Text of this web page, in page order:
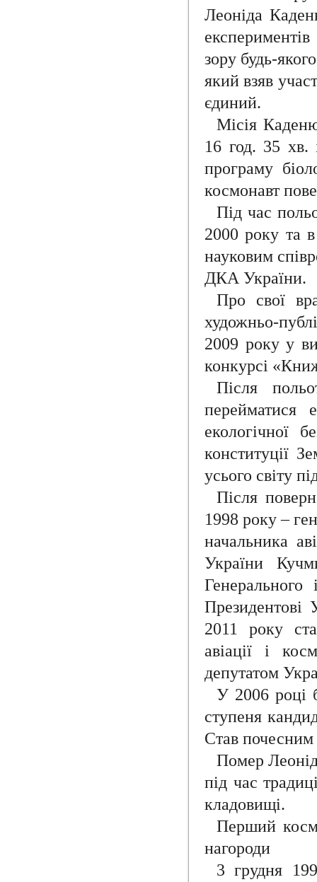
Леоніда
зору будь-
який взяв
єдиний.
Місія
16 год. 35 хв.
програму
космонавт
Під час
2000 року та
науковим
ДКА України.
Про свої
художньо-
2009 року у
конкурсі
Після
перейматися
екологічної
конституції
усього світу
Після
1998 року –
начальника
України
Генерального
Президентові
2011 року
авіації і
депутатом
У 2006 році
ступеня
Став почесним
Помер
під час
кладовищі.
Перший
нагороди
3 грудня